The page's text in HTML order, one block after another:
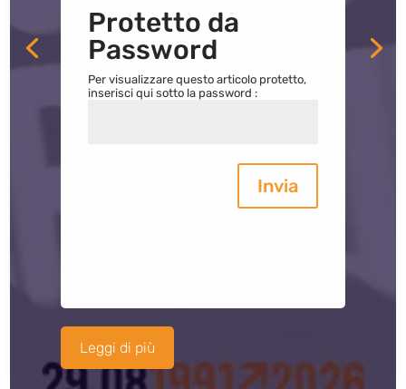
Protetto da
Password
Per visualizzare questo articolo protetto,
inserisci qui sotto la password :
Invia
Leggi di più